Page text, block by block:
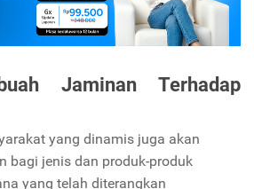
Jaminan Terhadap
yang dinamis juga akan
bagi jenis dan produk-produk
yang telah diterangkan